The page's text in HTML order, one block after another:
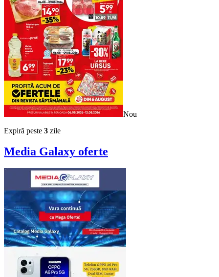
Nou
Expiră peste 3 zile
Media Galaxy oferte